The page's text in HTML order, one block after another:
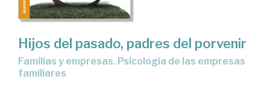
Hijos del pasado, padres del porvenir
Familias y empresas. Psicología de las empresas
familiares